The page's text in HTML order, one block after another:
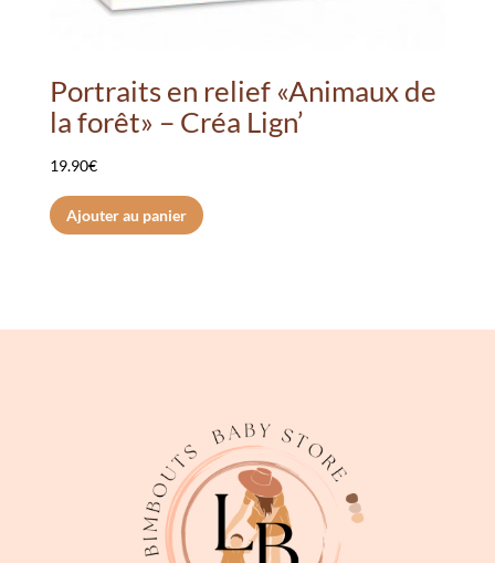
Portraits en relief «Animaux de
la forêt» – Créa Lign’
19.90€
Ajouter au panier